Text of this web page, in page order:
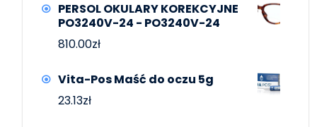
PERSOL OKULARY KOREKCYJNE
PO3240V-24 - PO3240V-24
810.00zł
Vita-Pos Maść do oczu 5g
23.13zł